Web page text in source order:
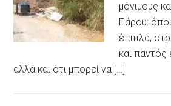
μόνιμους
Πάρου:
έπιπλα,
και παντός
αλλά και ότι μπορεί να […]